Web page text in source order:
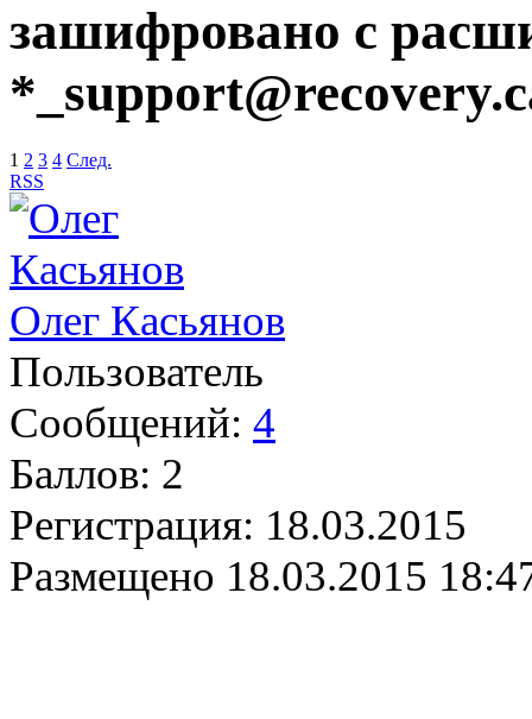
зашифровано с
*
1 2 3 4 След.
RSS
Олег Касьянов
Пользователь
Сообщений: 4
Баллов: 2
Регистрация: 18.03.2015
Размещено 18.03.2015